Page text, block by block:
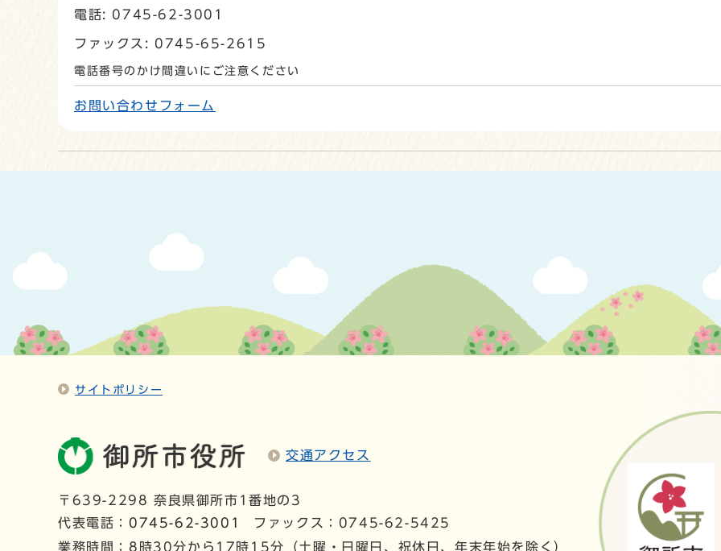
電話: 0745-62-3001
ファックス: 0745-65-2615
電話番号のかけ間違いにご注意ください
お問い合わせフォーム
サイトポリシー
交通アクセス
〒639-2298 奈良県御所市1番地の3
代表電話： 0745-62-3001
ファックス：0745-62-5425
業務時間：8時30分から17時15分（土曜・日曜日、祝休日、年末年始を除く）